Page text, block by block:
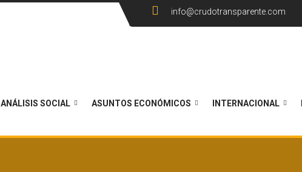
info@crudotransparente.com
ANÁLISIS SOCIAL ASUNTOS ECONÓMICOS INTERNACIONAL